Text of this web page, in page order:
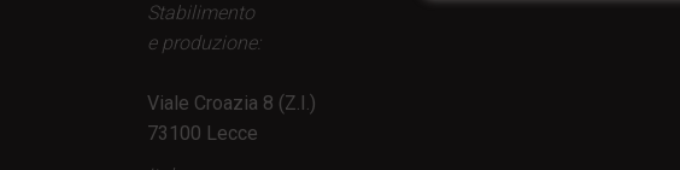
Stabilimento
e produzione:
Viale Croazia 8 (Z.I.)
73100 Lecce